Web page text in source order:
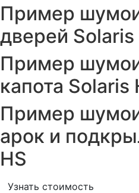
Пример
дверей Solaris
Пример
капота Solaris
Пример
арок и
HS
Узнать стоимость